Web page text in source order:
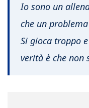
Io sono un
che un
Si gioca troppo
verità è che non